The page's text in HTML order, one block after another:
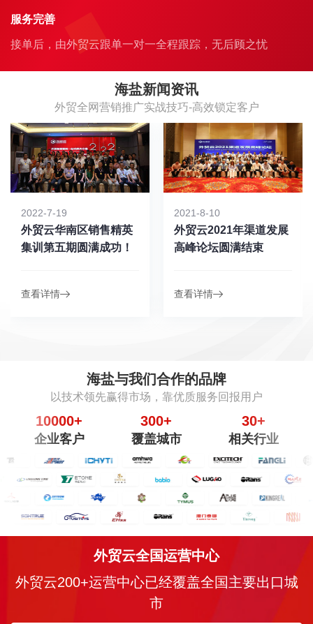
服务完善
接单后，由外贸云跟单一对一全程跟踪，无后顾之忧
海盐新闻资讯
外贸全网营销推广实战技巧-高效锁定客户
2022-7-19
外贸云华南区销售精英
集训第五期圆满成功！
查看详情
2021-8-10
外贸云2021年渠道发展
高峰论坛圆满结束
查看详情
海盐与我们合作的品牌
以技术领先赢得市场，靠优质服务回报用户
10000+
企业客户
300+
覆盖城市
30+
相关行业
外贸云全国运营中心
外贸云200+运营中心已经覆盖全国主要出口城
市